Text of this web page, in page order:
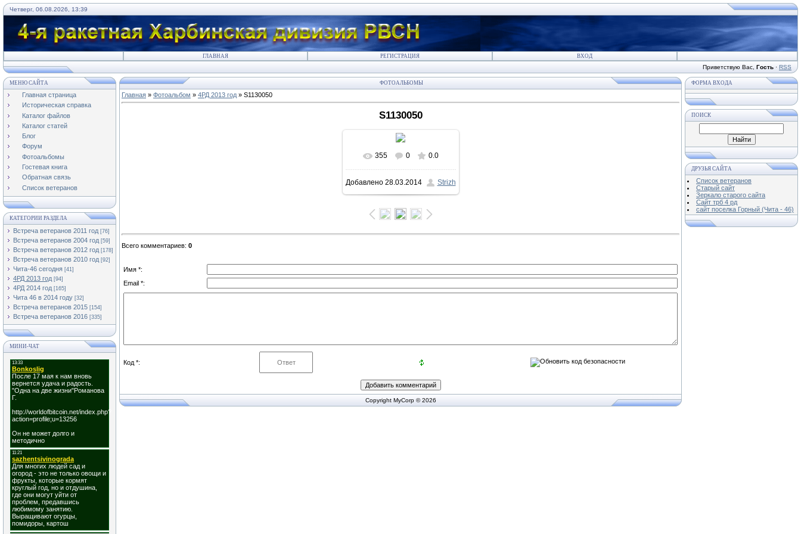
Четверг, 06.08.2026, 13:39
ГЛАВНАЯ РЕГИСТРАЦИЯ ВХОД
Приветствую Вас Гость · RSS
МЕНЮ САЙТА
Главная страница
Историческая справка
Каталог файлов
Каталог статей
Блог
Форум
Фотоальбомы
Гостевая книга
Обратная связь
Список ветеранов
КАТЕГОРИИ РАЗДЕЛА
Встреча ветеранов 2011 год [76]
Встреча ветеранов 2004 год [59]
Встреча ветеранов 2012 год [178]
Встреча ветеранов 2010 год [92]
Чита-46 сегодня [41]
4РД 2013 год [94]
4РД 2014 год [165]
Чита 46 в 2014 году [32]
Встреча ветеранов 2015 [154]
Встреча ветеранов 2016 [335]
МИНИ-ЧАТ
ФОТОАЛЬБОМЫ
Главная » Фотоальбом » 4РД 2013 год » S1130050
S1130050
В реальном размере
640x360/ 69.0Kb
355 0 0.0
Добавлено28.03.2014 Strizh
Всего комментариев: 0
Имя *:
Email *:
Код *:
Copyright MyCorp © 2026
ФОРМА ВХОДА
ПОИСК
ДРУЗЬЯ САЙТА
Список ветеранов
Старый сайт
Зеркало старого сайта
Cайт трб 4 рд
сайт поселка Горный (Чита - 46)